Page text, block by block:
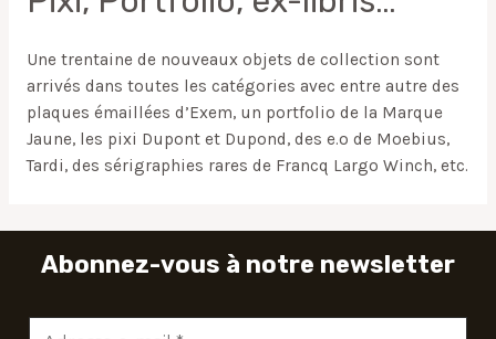
Une trentaine de nouveaux objets de collection sont
arrivés dans toutes les catégories avec entre autre des
plaques émaillées d’Exem, un portfolio de la Marque
Jaune, les pixi Dupont et Dupond, des e.o de Moebius,
Tardi, des sérigraphies rares de Francq Largo Winch, etc.
Abonnez-vous à notre newsletter